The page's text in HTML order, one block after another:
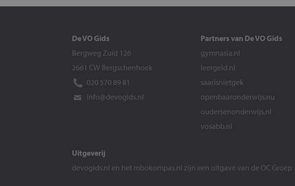
De VO Gids
Bergweg Zuid 126
2661 CW Bergschenhoek
020 570 89 81
info@devogids.nl
Partners van De VO Gids
gymnasia.nl
leergeld.nl
saarisnietgek
openbaaronderwijs.nu
oudersenonderwijs.nl
vosabb.nl
Uitgeverij
devogids.nl en het mbokompas.nl zijn een uitgave van de OC Groep